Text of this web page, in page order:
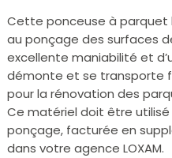
Cette ponceuse à
au ponçage des surfaces
excellente maniabilité et
démonte et se transporte
pour la rénovation des
Ce matériel doit être
ponçage, facturée en
dans votre agence LOXAM.